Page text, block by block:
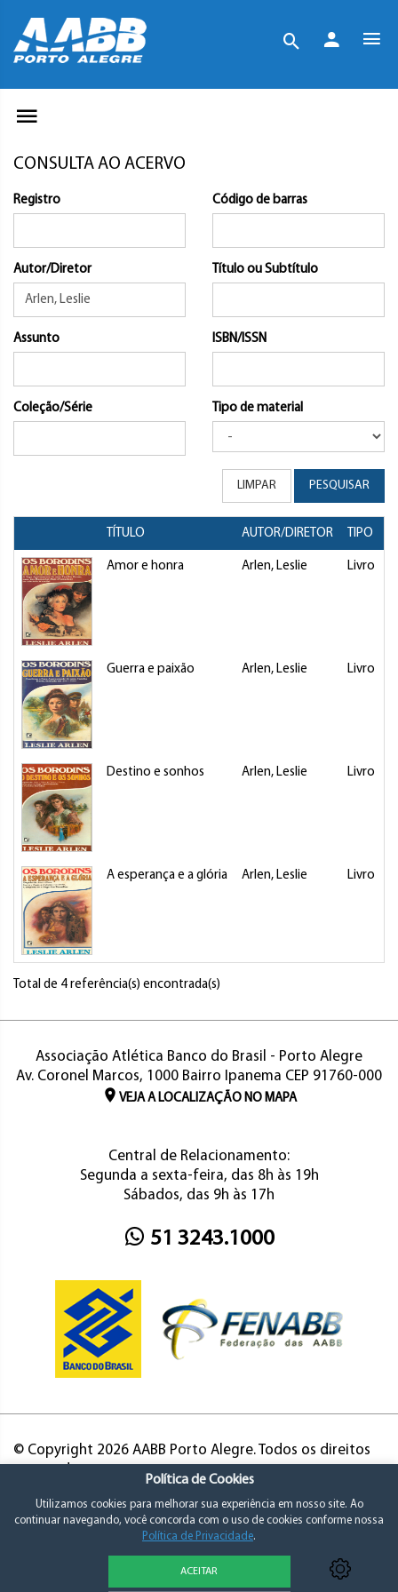
CONSULTA AO ACERVO
Registro Código de barras
Autor/Diretor Título ou Subtítulo
Assunto ISBN/ISSN
Coleção/Série Tipo de material
LIMPAR PESQUISAR
TÍTULO AUTOR/DIRETOR TIPO
Amor e honra Arlen, Leslie Livro
Guerra e paixão Arlen, Leslie Livro
Destino e sonhos Arlen, Leslie Livro
A esperança e a glória Arlen, Leslie Livro
Total de 4 referência(s) encontrada(s)
Associação Atlética Banco do Brasil - Porto Alegre
Av. Coronel Marcos, 1000 Bairro Ipanema CEP 91760-000
VEJA A LOCALIZAÇÃO NO MAPA
Central de Relacionamento:
Segunda a sexta-feira, das 8h às 19h
Sábados, das 9h às 17h
51 3243.1000
© Copyright 2026 AABB Porto Alegre. Todos os direitos
Política de Cookies
Utilizamos cookies para melhorar sua experiência em nosso site. Ao
continuar navegando, você concorda com o uso de cookies conforme nossa
Política de Privacidade.
ACEITAR